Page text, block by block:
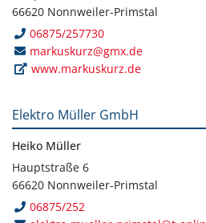
66620 Nonnweiler-Primstal
06875/257730
markuskurz@gmx.de
www.markuskurz.de
Elektro Müller GmbH
Heiko Müller
Hauptstraße 6
66620 Nonnweiler-Primstal
06875/252